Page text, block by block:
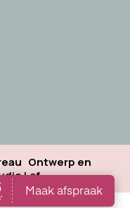
Ontwerp en
Lef
Banner